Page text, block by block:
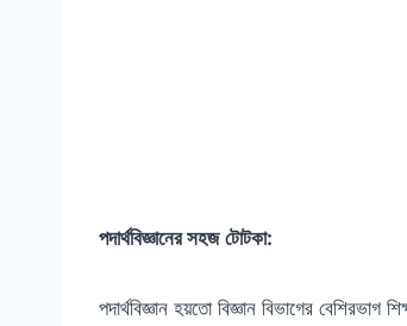
পদার্থবিজ্ঞানের সহজ টোটকা:
পদার্থবিজ্ঞান হয়তো বিজ্ঞান বিভাগের বেশিরভাগ